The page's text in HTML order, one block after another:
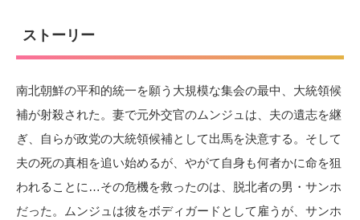
ストーリー
南北朝鮮の平和的統一を願う大規模な集会の最中、大統領候
補が射殺された。妻で元外交官のムンジュは、夫の遺志を継
ぎ、自らが政党の大統領候補として出馬を決意する。そして
夫の死の真相を追い始めるが、やがて自身も何者かに命を狙
われることに…その危機を救ったのは、脱北者の男・サンホ
だった。ムンジュは彼をボディガードとして雇うが、サンホ